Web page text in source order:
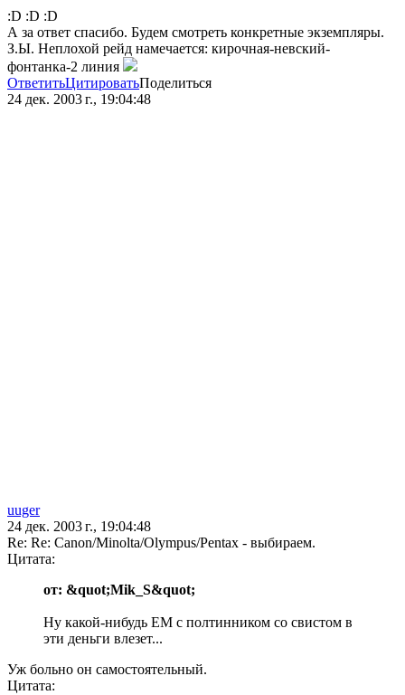
:D :D :D
А за ответ спасибо. Будем смотреть конкретные экземпляры.
З.Ы. Неплохой рейд намечается: кирочная-невский-
фонтанка-2 линия
ОтветитьЦитироватьПоделиться
24 дек. 2003 г., 19:04:48
uuger
24 дек. 2003 г., 19:04:48
Re: Re: Canon/Minolta/Olympus/Pentax - выбираем.
Цитата:
от: &quot;Mik_S&quot;
Ну какой-нибудь EM с полтинником со свистом в
эти деньги влезет...
Уж больно он самостоятельный.
Цитата: